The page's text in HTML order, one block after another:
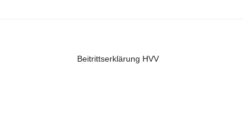
Beitrittserklärung HVV